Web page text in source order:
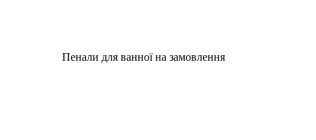
Пенали для ванної на замовлення